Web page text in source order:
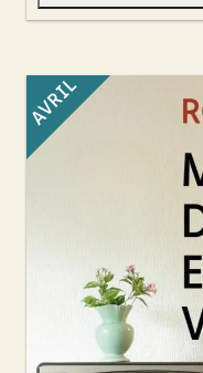
AVRIL